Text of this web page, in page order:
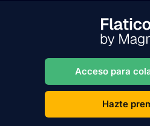
Acceso para
Hazte